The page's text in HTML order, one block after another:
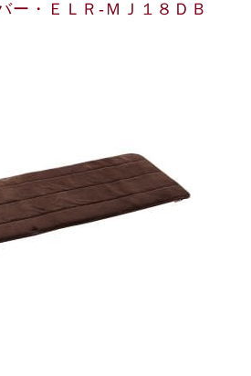
ー・ＥＬＲ‐ＭＪ１８ＤＢ